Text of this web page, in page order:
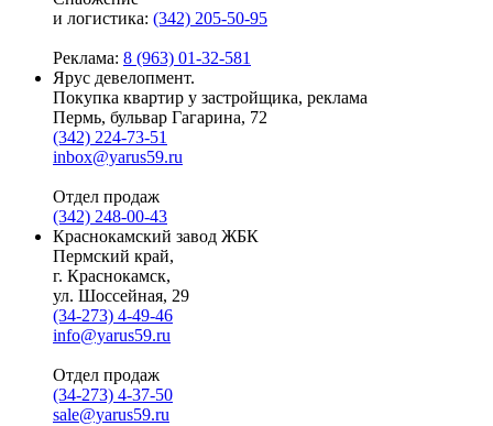
и логистика: (342) 205-50-95
Реклама: 8 (963) 01-32-581
Ярус девелопмент.
Покупка квартир у застройщика, реклама
Пермь, бульвар Гагарина, 72
(342) 224-73-51
inbox@yarus59.ru
Отдел продаж
(342) 248-00-43
Краснокамский завод ЖБК
Пермский край,
г. Краснокамск,
ул. Шоссейная, 29
(34-273) 4-49-46
info@yarus59.ru
Отдел продаж
(34-273) 4-37-50
sale@yarus59.ru